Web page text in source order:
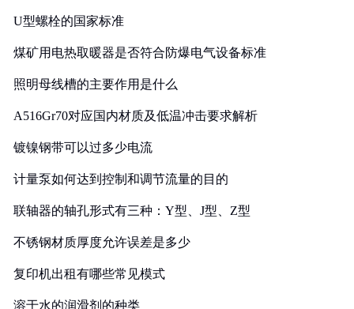
U型螺栓的国家标准
煤矿用电热取暖器是否符合防爆电气设备标准
照明母线槽的主要作用是什么
A516Gr70对应国内材质及低温冲击要求解析
镀镍钢带可以过多少电流
计量泵如何达到控制和调节流量的目的
联轴器的轴孔形式有三种：Y型、J型、Z型
不锈钢材质厚度允许误差是多少
复印机出租有哪些常见模式
溶于水的润滑剂的种类